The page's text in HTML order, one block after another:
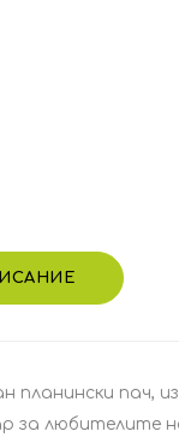
пач,
за любителите